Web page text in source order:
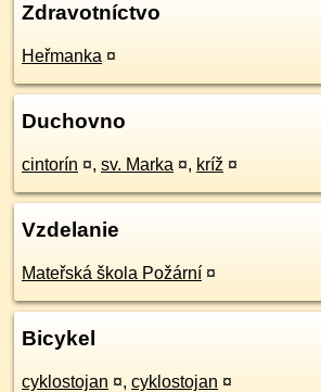
Zdravotníctvo
Heřmanka ¤
Duchovno
cintorín ¤, sv. Marka ¤, kríž ¤
Vzdelanie
Mateřská škola Požární ¤
Bicykel
cyklostojan ¤, cyklostojan ¤